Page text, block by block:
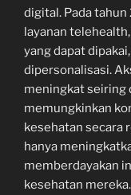
digital. Pada
layanan
yang dapat
dipersonalisasi.
meningkat seiring
memungkinkan
kesehatan secara
hanya
memberdayakan
kesehatan